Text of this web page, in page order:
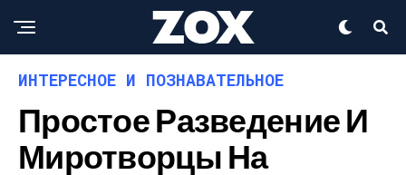
ИНТЕРЕСНОЕ И ПОЗНАВАТЕЛЬНОЕ
Простое Разведение И
Миротворцы На